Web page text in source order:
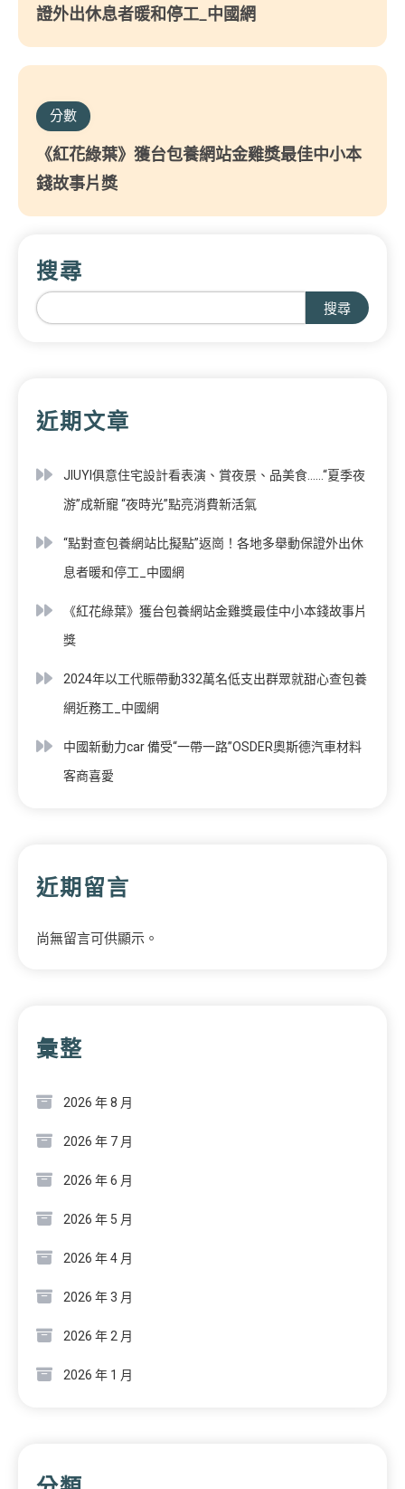
證外出休息者暖和停工_中國網
分數
《紅花綠葉》獲台包養網站金雞獎最佳中小本
錢故事片獎
搜尋
搜尋
近期文章
JIUYI俱意住宅設計看表演、賞夜景、品美食……“夏季夜
游”成新寵 “夜時光”點亮消費新活氣
“點對查包養網站比擬點”返崗！各地多舉動保證外出休
息者暖和停工_中國網
《紅花綠葉》獲台包養網站金雞獎最佳中小本錢故事片
獎
2024年以工代賑帶動332萬名低支出群眾就甜心查包養
網近務工_中國網
中國新動力car 備受“一帶一路”OSDER奧斯德汽車材料
客商喜愛
近期留言
尚無留言可供顯示。
彙整
2026 年 8 月
2026 年 7 月
2026 年 6 月
2026 年 5 月
2026 年 4 月
2026 年 3 月
2026 年 2 月
2026 年 1 月